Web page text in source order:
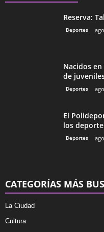
Reserva:
Deportes
Nacidos
de
Deportes
El
los
Deportes
CATEGORÍAS MÁS
La Ciudad
Cultura